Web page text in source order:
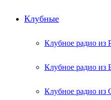
Клубные
Клубное радио из
Клубное радио из
Клубное радио